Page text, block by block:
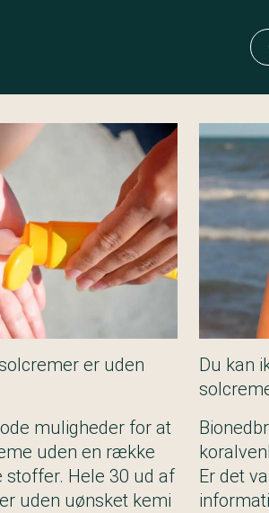
er uden
muligheder for at
uden en række
stoffer. Hele 30 ud af
uden uønsket kemi
Du kan
Er det